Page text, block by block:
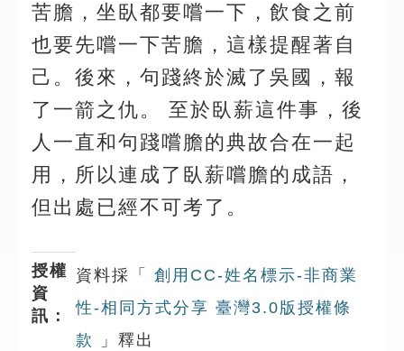
苦膽，坐臥都要嚐一下，飲食之前
也要先嚐一下苦膽，這樣提醒著自
己。後來，句踐終於滅了吳國，報
了一箭之仇。 至於臥薪這件事，後
人一直和句踐嚐膽的典故合在一起
用，所以連成了臥薪嚐膽的成語，
但出處已經不可考了。
授權
資
訊：
資料採「
創用CC-姓名標示-非商業
性-相同方式分享 臺灣3.0版授權條
款
」釋出